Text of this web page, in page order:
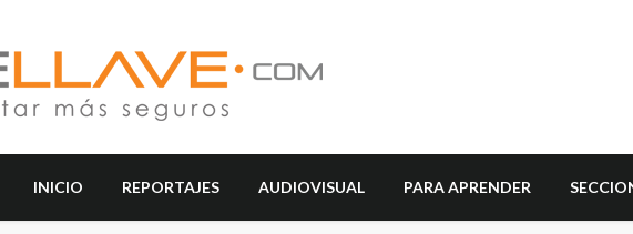
INICIO REPORTAJES AUDIOVISUAL PARA APRENDER